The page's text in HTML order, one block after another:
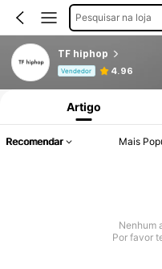
Pesquisar na loja
TF hiphop
Vendedor 4.96
Informações do Produto:
Artigo
Recomendar Mais
Nenhum
Por favor